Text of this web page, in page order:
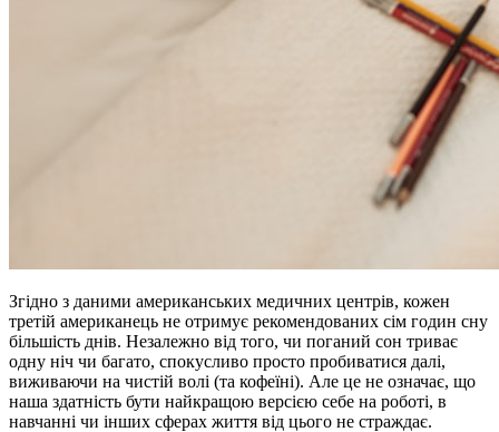
Згідно з даними американських медичних центрів, кожен
третій американець не отримує рекомендованих сім годин сну
більшість днів. Незалежно від того, чи поганий сон триває
одну ніч чи багато, спокусливо просто пробиватися далі,
виживаючи на чистій волі (та кофеїні). Але це не означає, що
наша здатність бути найкращою версією себе на роботі, в
навчанні чи інших сферах життя від цього не страждає.